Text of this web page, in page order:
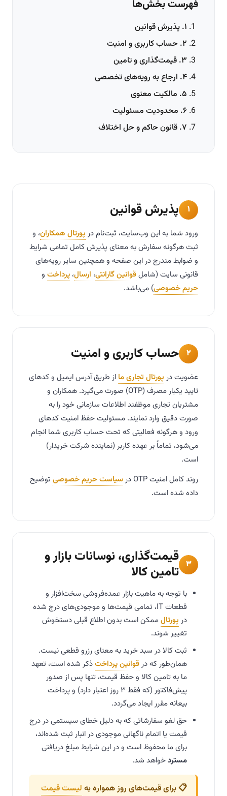
فهرست بخش‌ها
۱. پذیرش قوانین
۲. حساب کاربری و امنیت
۳. قیمت‌گذاری و تامین
۴. ارجاع به رویه‌های تخصصی
۵. مالکیت معنوی
۶. محدودیت مسئولیت
۷. قانون حاکم و حل اختلاف
۱ پذیرش قوانین
ورود شما به این وب‌سایت، ثبت‌نام در پورتال همکاران، و
ثبت هرگونه سفارش به معنای پذیرش کامل تمامی شرایط
و ضوابط مندرج در این صفحه و همچنین سایر رویه‌های
قانونی سایت (شاملقوانین گارانتی، ارسال، پرداخت و
حریم خصوصی) می‌باشد.
۲ حساب کاربری و امنیت
عضویت در پورتال تجاری ما از طریق آدرس ایمیل و کدهای
تایید یکبار مصرف (OTP) صورت می‌گیرد. همکاران و
مشتریان تجاری موظفند اطلاعات سازمانی خود را به
صورت دقیق وارد نمایند. مسئولیت حفظ امنیت کدهای
ورود و هرگونه فعالیتی که تحت حساب کاربری شما انجام
می‌شود، تماماً بر عهده کاربر (نماینده شرکت خریدار)
است.
روند کامل امنیت OTP در
سیاست حریم خصوصی توضیح
داده شده است.
۳ قیمت‌گذاری، نوسانات بازار و
تامین کالا
با توجه به ماهیت بازار عمده‌فروشی سخت‌افزار و
قطعات IT، تمامی قیمت‌ها و موجودی‌های درج شده
در پورتالممکن است بدون اطلاع قبلی دستخوش
تغییر شوند.
ثبت کالا در سبد خرید به معنای رزرو قطعی نیست.
همان‌طور که درقوانین پرداختذکر شده است، تعهد
ما به تامین کالا و حفظ قیمت، تنها پس از صدور
پیش‌فاکتور (که فقط ۳ روز اعتبار دارد) و پرداخت
بیعانه مقرر ایجاد می‌گردد.
حق لغو سفارشاتی که به دلیل خطای سیستمی در درج
قیمت یا اتمام ناگهانی موجودی در انبار ثبت شده‌اند،
برای ما محفوظ است و در این شرایط مبلغ دریافتی
مستردخواهد شد.
📋 برای قیمت‌های روز همواره به لیست قیمت